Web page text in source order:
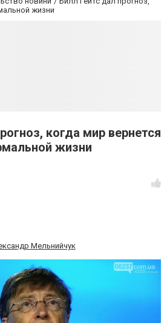
жизни
когда мир вернется
жизни
Мельнийчук